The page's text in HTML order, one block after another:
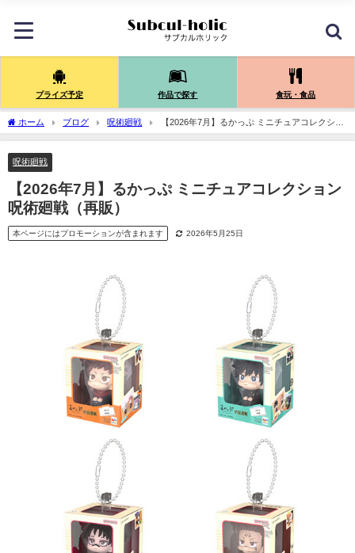
プライズ予定 作品で探す 食玩・食品
ホーム ブログ 呪術廻戦
【2026年7月】るかっぷ ミニチュアコレクショ
ン 呪術廻戦（再販）
呪術廻戦
【2026年7月】るかっぷ ミニチュアコレクション
呪術廻戦（再販）
本ページにはプロモーションが含まれます 2026年5月25日